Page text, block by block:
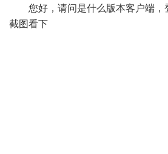
您好，请问是什么版本客户端，
截图看下